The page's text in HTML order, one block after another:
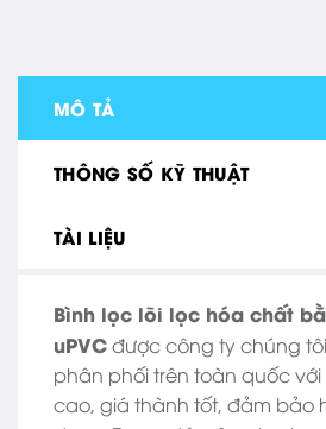
MÔ TẢ
THÔNG SỐ KỸ THUẬT
TÀI LIỆU
Bình lọc lõi lọc hóa chất
uPVCđược công ty chúng
phân phối trên toàn quốc
cao, giá thành tốt, đảm bảo